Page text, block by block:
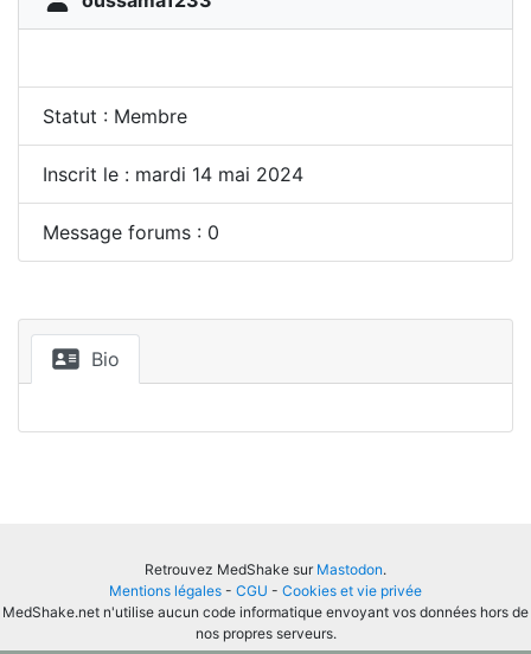
Statut : Membre
Inscrit le : mardi 14 mai 2024
Message forums : 0
Bio
Retrouvez MedShake sur Mastodon.
Mentions légales - CGU - Cookies et vie privée
MedShake.net n'utilise aucun code informatique envoyant vos données hors de
nos propres serveurs.